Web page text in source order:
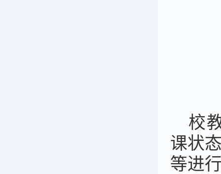
校
课状
等进